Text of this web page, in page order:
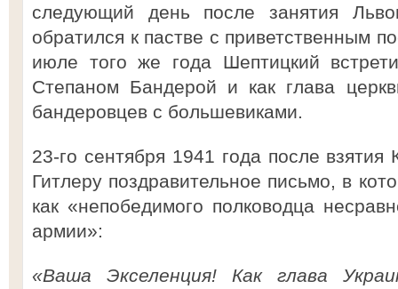
следующий день после занятия
обратился к пастве с приветственным
июле того же года Шептицкий
Степаном Бандерой и как глава
бандеровцев с большевиками.
23-го сентября 1941 года после
Гитлеру поздравительное письмо, в
как «непобедимого полководца
армии»:
«Ваша Экселенция! Как глава